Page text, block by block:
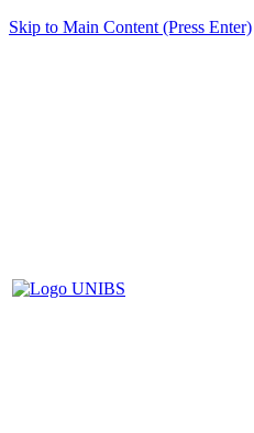
Skip to Main Content (Press Enter)